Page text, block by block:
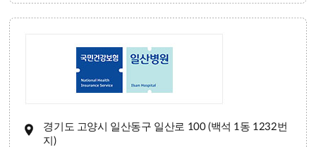
경기도 고양시 일산동구 일산로 100 (백석 1동 1232번
지)